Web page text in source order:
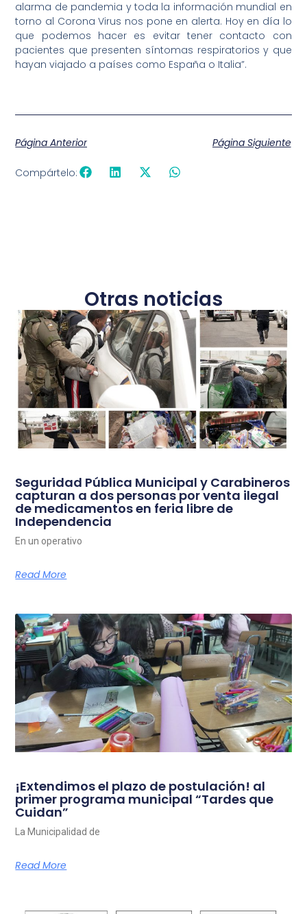
alarma de pandemia y toda la información mundial en
torno al Corona Virus nos pone en alerta. Hoy en día lo
que podemos hacer es evitar tener contacto con
pacientes que presenten síntomas respiratorios y que
hayan viajado a países como España o Italia”.
Página Anterior Página Siguiente
Compártelo:
Otras noticias
Seguridad Pública Municipal y Carabineros
capturan a dos personas por venta ilegal
de medicamentos en feria libre de
Independencia
En un operativo
Read More
¡Extendimos el plazo de postulación! al
primer programa municipal “Tardes que
Cuidan”
La Municipalidad de
Read More